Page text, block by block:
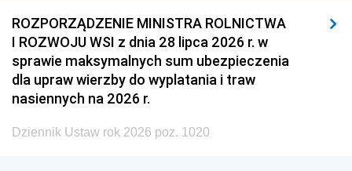
ROZPORZĄDZENIE MINISTRA ROLNICTWA
I ROZWOJU WSI z dnia 28 lipca 2026 r. w
sprawie maksymalnych sum ubezpieczenia
dla upraw wierzby do wyplatania i traw
nasiennych na 2026 r.
Dziennik Ustaw rok 2026 poz. 1020